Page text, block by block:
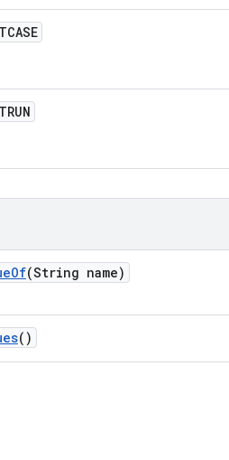
Of(String name)
()